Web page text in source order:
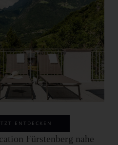
ENTDECKEN
Fürstenberg nahe